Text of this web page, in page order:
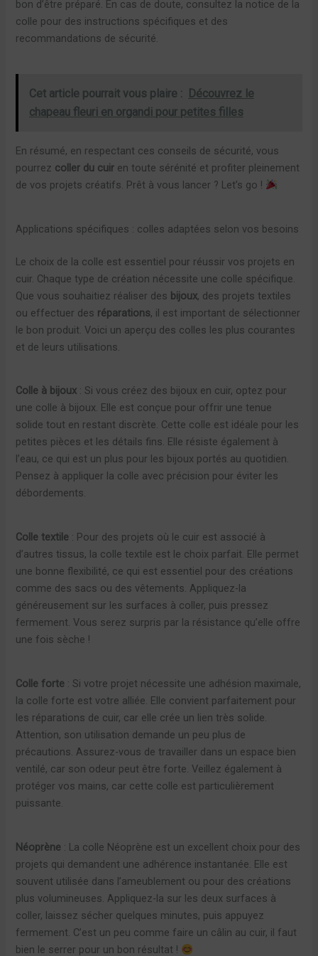
bon d’être préparé. En cas de doute, consultez la notice de la
colle pour des instructions spécifiques et des
recommandations de sécurité.
Cet article pourrait vous plaire :
Découvrez le
chapeau fleuri en organdi pour petites filles
En résumé, en respectant ces conseils de sécurité, vous
pourrez coller du cuir en toute sérénité et profiter pleinement
de vos projets créatifs. Prêt à vous lancer ? Let’s go !
Applications spécifiques : colles adaptées selon vos besoins
Le choix de la colle est essentiel pour réussir vos projets en
cuir. Chaque type de création nécessite une colle spécifique.
Que vous souhaitiez réaliser des bijoux, des projets textiles
ou effectuer des réparations, il est important de sélectionner
le bon produit. Voici un aperçu des colles les plus courantes
et de leurs utilisations.
Colle à bijoux : Si vous créez des bijoux en cuir, optez pour
une colle à bijoux. Elle est conçue pour offrir une tenue
solide tout en restant discrète. Cette colle est idéale pour les
petites pièces et les détails fins. Elle résiste également à
l’eau, ce qui est un plus pour les bijoux portés au quotidien.
Pensez à appliquer la colle avec précision pour éviter les
débordements.
Colle textile : Pour des projets où le cuir est associé à
d’autres tissus, la colle textile est le choix parfait. Elle permet
une bonne flexibilité, ce qui est essentiel pour des créations
comme des sacs ou des vêtements. Appliquez-la
généreusement sur les surfaces à coller, puis pressez
fermement. Vous serez surpris par la résistance qu’elle offre
une fois sèche !
Colle forte : Si votre projet nécessite une adhésion maximale,
la colle forte est votre alliée. Elle convient parfaitement pour
les réparations de cuir, car elle crée un lien très solide.
Attention, son utilisation demande un peu plus de
précautions. Assurez-vous de travailler dans un espace bien
ventilé, car son odeur peut être forte. Veillez également à
protéger vos mains, car cette colle est particulièrement
puissante.
Néoprène : La colle Néoprène est un excellent choix pour des
projets qui demandent une adhérence instantanée. Elle est
souvent utilisée dans l’ameublement ou pour des créations
plus volumineuses. Appliquez-la sur les deux surfaces à
coller, laissez sécher quelques minutes, puis appuyez
fermement. C’est un peu comme faire un câlin au cuir, il faut
bien le serrer pour un bon résultat !